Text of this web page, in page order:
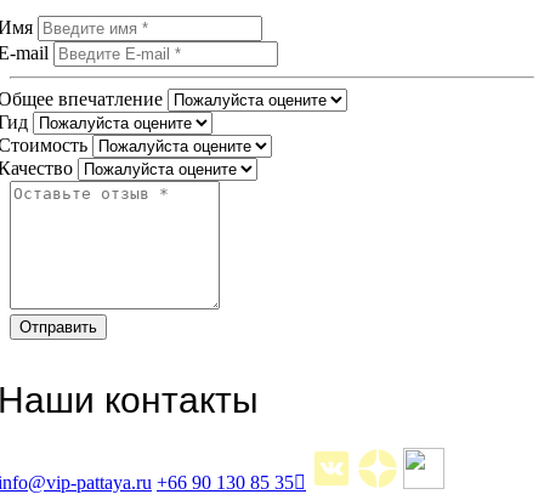
mail
впечатление
контакты
pattaya.ru +66 90 130 85 35